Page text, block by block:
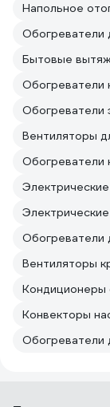
Напольное
Обогреватели
Бытовые
Обогреватели
Обогреватели
Вентиляторы
Обогреватели
Обогреватели
Вентиляторы
Кондиционеры
Конвекторы
Обогреватели